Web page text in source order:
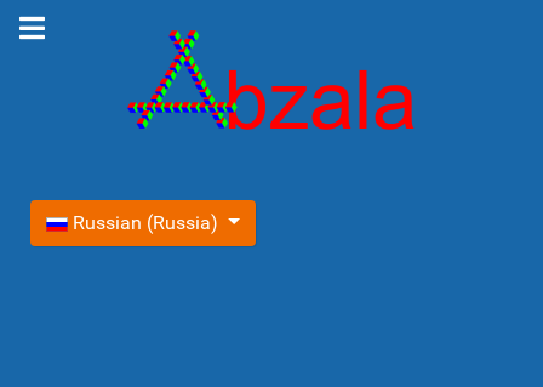
Выберите язык
Russian (Russia)